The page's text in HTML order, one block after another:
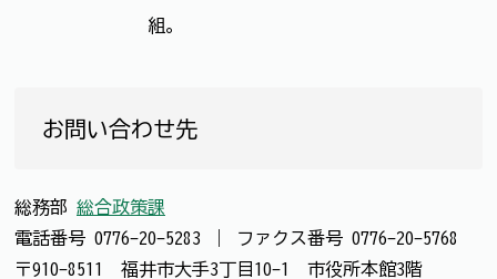
組。
お問い合わせ先
総務部 総合政策課
電話番号 0776-20-5283 ファクス番号 0776-20-5768
〒910-8511 福井市大手3丁目10-1 市役所本館3階